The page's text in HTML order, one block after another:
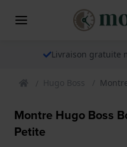
Livraison gratuite
Hugo Boss
Montre Hugo Boss
Petite